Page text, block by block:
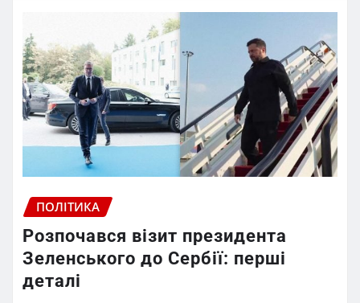
ПОЛІТИКА
Розпочався візит президента
Зеленського до Сербії: перші
деталі